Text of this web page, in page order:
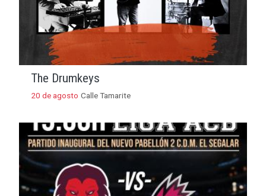
The Drumkeys
20 de agosto Calle Tamarite